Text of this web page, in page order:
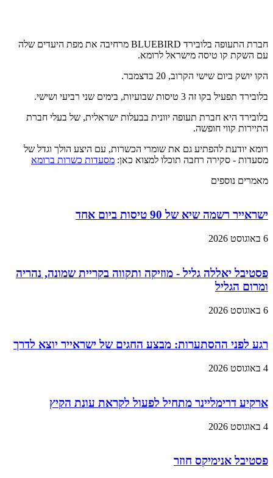
חברת התעופה בלובירד BLUEBIRD מרחיבה את מפת היעדים שלה
עם השקת קו טיסה מישראל לרומא.
הקו יושק ביום שישי הקרוב, 20 בדצמבר.
בלובירד תפעיל בקו זה 3 טיסות שבועיות, בימים שני רביעי ושישי.
בלובירד היא חברת תעופה יוונית בבעלות ישראלית, של בעלי חברת
התיירות קווי חופשה.
רומא יודעת להפתיע גם את שומרי הכשרות, עם היצע הולך וגדל של
מסעדות - סקירה רחבה תוכלו למצוא כאן: מסעדות כשרות ברומא
מאמרים נוספים
ישראייר רשמה שיא של 90 טיסות ביום אחד
6 באוגוסט 2026
פסטיבל יאללה גליל - מוזיקה ותקווה בקריית שמונה, נהריה
ומרום הגליל
6 באוגוסט 2026
רגע לפני ההסתערות: מבצע החגים של ישראייר יוצא לדרך
4 באוגוסט 2026
ארקיע דרימליינר מתחיל לפעול לקראת עונת הקיץ
4 באוגוסט 2026
פסטיבל אנימיקס חוזר